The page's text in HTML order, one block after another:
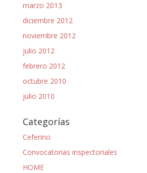
marzo 2013
diciembre 2012
noviembre 2012
julio 2012
febrero 2012
octubre 2010
julio 2010
Categorías
Ceferino
Convocatorias inspectoriales
HOME